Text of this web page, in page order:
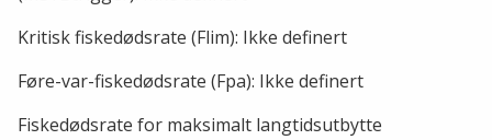
Kritisk fiskedødsrate (Flim): Ikke definert
Føre-var-fiskedødsrate (Fpa): Ikke definert
Fiskedødsrate for maksimalt langtidsutbytte